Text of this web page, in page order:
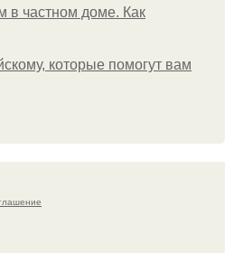
в частном доме. Как
которые помогут вам